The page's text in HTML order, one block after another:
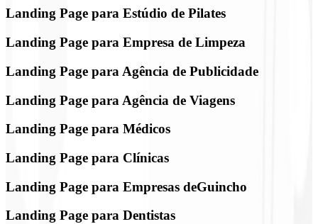
Landing Page para Estúdio de Pilates
Landing Page para Empresa de Limpeza
Landing Page para Agência de Publicidade
Landing Page para Agência de Viagens
Landing Page para Médicos
Landing Page para Clínicas
Landing Page para Empresas deGuincho
Landing Page para Dentistas